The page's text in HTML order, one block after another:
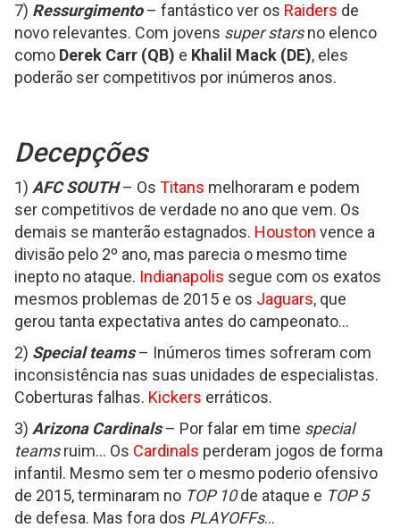
7) Ressurgimento – fantástico ver os Raiders de
novo relevantes. Com jovens super starsno elenco
como Derek Carr (QB) e Khalil Mack (DE), eles
poderão ser competitivos por inúmeros anos.
Decepções
1) AFC SOUTH– Os Titans melhoraram e podem
ser competitivos de verdade no ano que vem. Os
demais se manterão estagnados. Houston vence a
divisão pelo 2º ano, mas parecia o mesmo time
inepto no ataque. Indianapolis segue com os exatos
mesmos problemas de 2015 e os Jaguars, que
gerou tanta expectativa antes do campeonato...
2) Special teams– Inúmeros times sofreram com
inconsistência nas suas unidades de especialistas.
Coberturas falhas. Kickers erráticos.
3) Arizona Cardinals– Por falar em time special
teamsruim... Os Cardinals perderam jogos de forma
infantil. Mesmo sem ter o mesmo poderio ofensivo
de 2015, terminaram no TOP 10de ataque e TOP 5
de defesa. Mas fora dos PLAYOFFs...